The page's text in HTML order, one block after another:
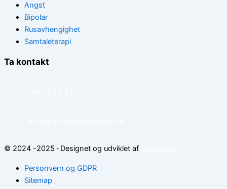
Angst
Bipolar
Rusavhengighet
Samtaleterapi
Ta kontakt
© 2024 -2025 · Designet og udviklet af
Personvern og GDPR
Sitemap